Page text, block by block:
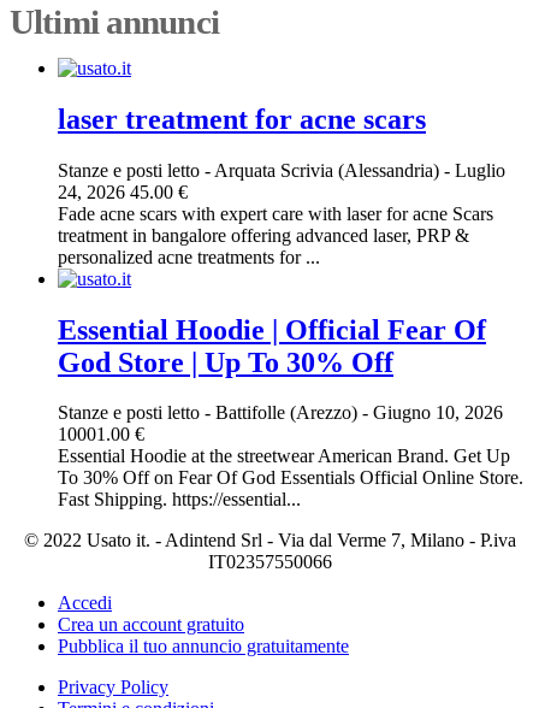
Ultimi annunci
laser treatment for acne scars​
Stanze e posti letto - Arquata Scrivia (Alessandria) - Luglio
24, 2026 45.00 €
Fade acne scars with expert care with laser for acne Scars
treatment in bangalore offering advanced laser, PRP &
personalized acne treatments for ...
Essential Hoodie | Official Fear Of
God Store | Up To 30% Off
Stanze e posti letto - Battifolle (Arezzo) - Giugno 10, 2026
10001.00 €
Essential Hoodie at the streetwear American Brand. Get Up
To 30% Off on Fear Of God Essentials Official Online Store.
Fast Shipping. https://essential...
© 2022 Usato it. - Adintend Srl - Via dal Verme 7, Milano - P.iva
IT02357550066
Accedi
Crea un account gratuito
Pubblica il tuo annuncio gratuitamente
Privacy Policy